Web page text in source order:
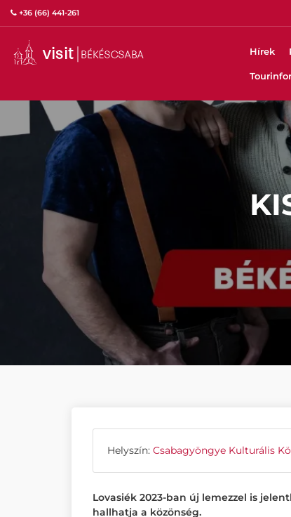
+36 (66) 441-261
Hírek
Helyszín: Csabagyöngye Kulturális
Lovasiék 2023-ban új lemezzel is
hallhatja a közönség.